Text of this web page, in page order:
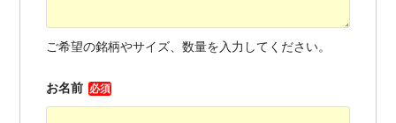
ご希望の銘柄やサイズ、数量を入力してください。
お名前 必須